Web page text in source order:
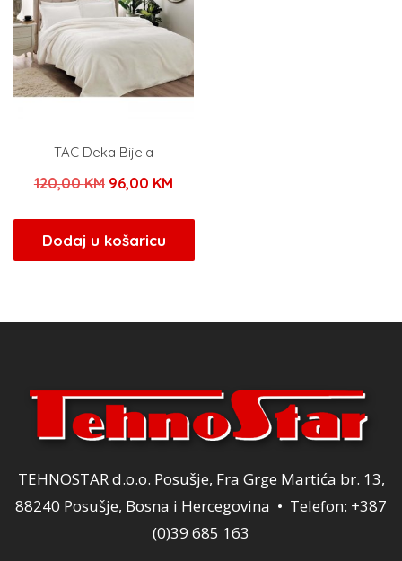
TAC Deka Bijela
120,00KM Izvorna
bila
je:
96,00 KMTrenutna
96,00 KM.
Dodaj u košaricu
TEHNOSTAR d.o.o. Posušje, Fra Grge Martića br. 13,
88240 Posušje, Bosna i Hercegovina • Telefon: +387
(0)39 685 163